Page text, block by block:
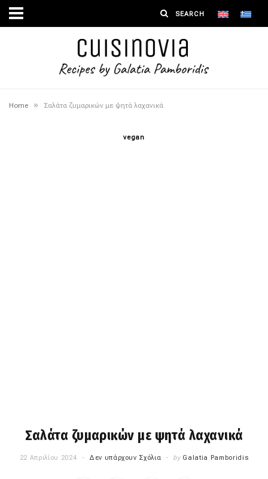
Home » Σαλάτα ζυμαρικών με ψητά λαχανικά
vegan
Σαλάτα ζυμαρικών με ψητά λαχανικά
22 Απριλίου 2024 Δεν υπάρχουν Σχόλια by Galatia Pamboridis